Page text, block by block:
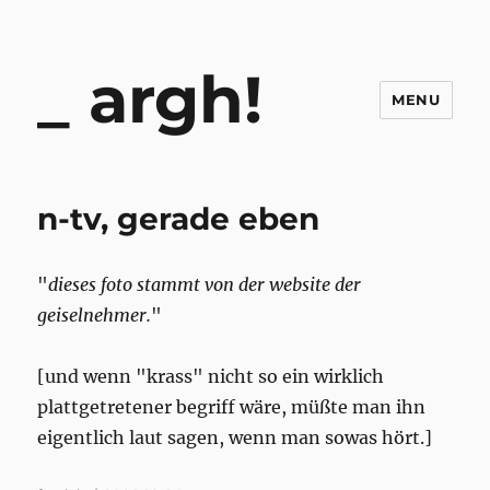
argh! MENU
n-tv, gerade eben
"dieses foto stammt von der website der
geiselnehmer."
[und wenn "krass" nicht so ein wirklich
plattgetretener begriff wäre, müßte man ihn
eigentlich laut sagen, wenn man sowas hört.]